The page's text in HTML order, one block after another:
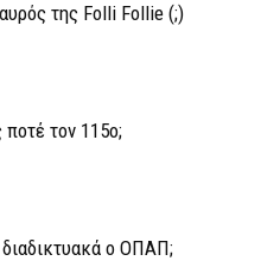
της Folli Follie (;)
τον 115ο;
ο ΟΠΑΠ;